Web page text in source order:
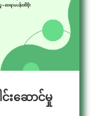
းဆောင်မှု